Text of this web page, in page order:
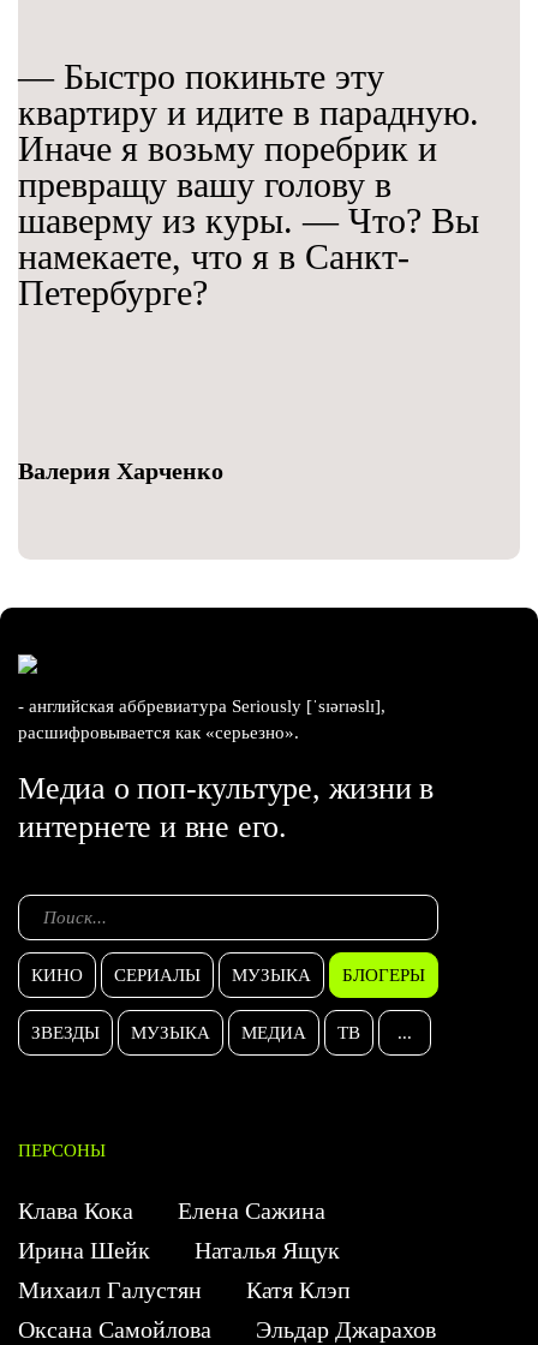
— Быстро покиньте эту
квартиру и идите в парадную.
Иначе я возьму поребрик и
превращу вашу голову в
шаверму из куры. — Что? Вы
намекаете, что я в Санкт-
Петербурге?
Валерия Харченко
- английская аббревиатура Seriously [ˈsɪərɪəslɪ],
расшифровывается как «серьезно».
Медиа о поп-культуре, жизни в
интернете и вне его.
КИНО СЕРИАЛЫ МУЗЫКА БЛОГЕРЫ
ЗВЕЗДЫ МУЗЫКА МЕДИА ТВ ...
ПЕРСОНЫ
Клава Кока
Елена Сажина
Ирина Шейк
Наталья Ящук
Михаил Галустян
Катя Клэп
Оксана Самойлова
Эльдар Джарахов